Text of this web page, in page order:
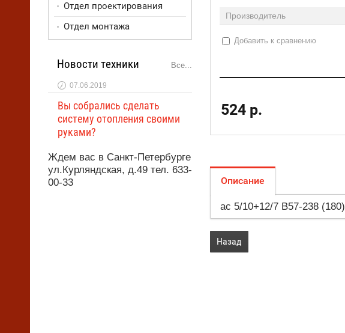
Производитель
Добавить к сравнению
524 р.
Описание
ac 5/10+12/7 B57-238 (180)
Назад
Отдел проектирования
Отдел монтажа
Новости техники Все...
07.06.2019
Вы собрались сделать
систему отопления своими
руками?
Ждем вас в Санкт-Петербурге
ул.Курляндская, д.49 тел. 633-
00-33